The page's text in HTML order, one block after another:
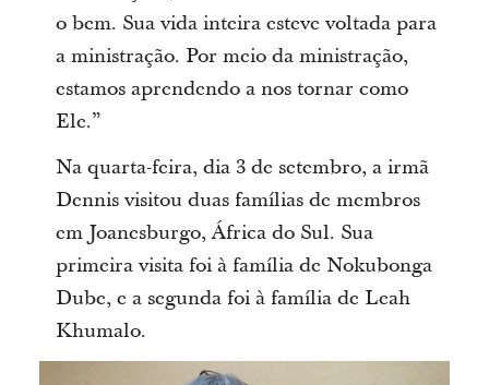
o bem. Sua vida inteira esteve voltada para
a ministração. Por meio da ministração,
estamos aprendendo a nos tornar como
Ele.”
Na quarta-feira, dia 3 de setembro, a irmã
Dennis visitou duas famílias de membros
em Joanesburgo, África do Sul. Sua
primeira visita foi à família de Nokubonga
Dube, e a segunda foi à família de Leah
Khumalo.